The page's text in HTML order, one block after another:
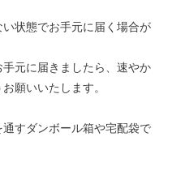
状態でお手元に届く場合が
元に届きましたら、速やか
願いいたします。
すダンボール箱や宅配袋で